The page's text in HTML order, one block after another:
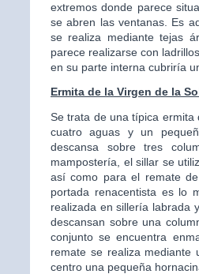
extremos donde parece
se abren las ventanas. Es
se realiza mediante tejas
parece realizarse con
en su parte interna cubriría
Ermita de la Virgen de la
Se trata de una típica ermita
cuatro aguas y un
descansa sobre tres
mampostería, el sillar se
así como para el remate
portada renacentista es lo
realizada en sillería labrada
descansan sobre una
conjunto se encuentra
remate se realiza
centro una pequeña